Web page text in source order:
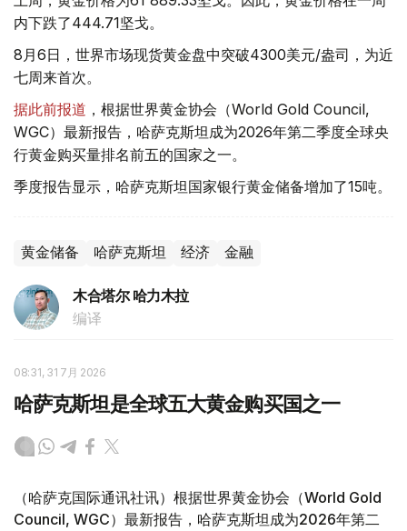
内下跌了444.71坚戈。
8月6日，世界市场现货黄金盘中突破4300美元/盎司，为近
七周来首次。
据此前报道 ，根据世界黄金协会（World Gold Council,
WGC）最新报告，哈萨克斯坦成为2026年第二季度全球央
行黄金购买量排名前五的国家之一。
季度报告显示，哈萨克斯坦国家银行黄金储备增加了15吨。
黄金储备 哈萨克斯坦 经济 金融
木合塔尔 哈力木拉
编译
08:31, 31 7月 2026
哈萨克斯坦是全球五大黄金购买国之一
（哈萨克国际通讯社讯）根据世界黄金协会（World Gold
Council, WGC）最新报告，哈萨克斯坦成为2026年第二